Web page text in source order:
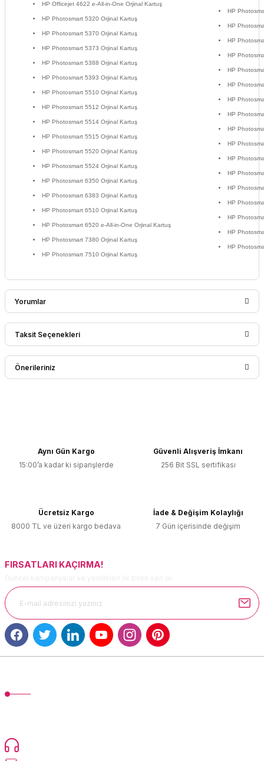
HP Officejet 4622 e-All-in-One Orjinal Kartuş
HP Photosmart 5320 Orjinal Kartuş
HP Photosmart 5370 Orjinal Kartuş
HP Photosmart 5373 Orjinal Kartuş
HP Photosmart 5388 Orjinal Kartuş
HP Photosmart 5393 Orjinal Kartuş
HP Photosmart 5510 Orjinal Kartuş
HP Photosmart 5512 Orjinal Kartuş
HP Photosmart 5514 Orjinal Kartuş
HP Photosmart 5515 Orjinal Kartuş
HP Photosmart 5520 Orjinal Kartuş
HP Photosmart 5524 Orjinal Kartuş
HP Photosmart 6350 Orjinal Kartuş
HP Photosmart 6383 Orjinal Kartuş
HP Photosmart 6510 Orjinal Kartuş
HP Photosmart 6520 e-All-in-One Orjinal Kartuş
HP Photosmart 7380 Orjinal Kartuş
HP Photosmart 7510 Orjinal Kartuş
HP
HP
HP
HP
HP
HP
HP
HP
HP
HP
HP
HP
HP
HP
HP
HP
HP
Yorumlar
Bu ürüne ilk yorumu siz yapın!
Taksit Seçenekleri
Önerileriniz
Ürün resmi kalitesiz, bozuk veya görüntülenemiyor.
Ürün fiyatı diğer sitelerden daha pahalı.
Bu ürüne benzer farklı alternatifler olmalı.
Aynı Gün Kargo
15:00’a kadar ki siparişlerde
Güvenli Alışveriş İmkanı
256 Bit SSL sertifikası
Ücretsiz Kargo
8000 TL ve üzeri kargo bedava
İade & Değişim Kolaylığı
7 Gün içerisinde değişim
FIRSATLARI KAÇIRMA!